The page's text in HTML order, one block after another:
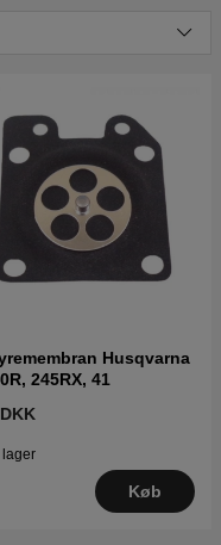
Husqvarna
245RX, 41
I lager
Køb